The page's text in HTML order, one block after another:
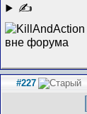
✍
#227